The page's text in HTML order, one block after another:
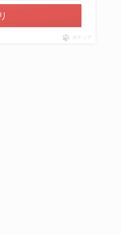
ポチップ